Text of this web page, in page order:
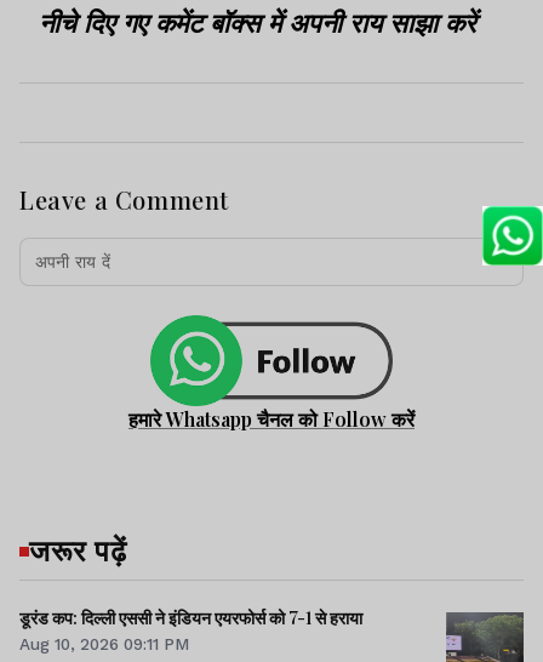
नीचे दिए गए कमेंट बॉक्स में अपनी राय साझा करें
Leave a Comment
हमारे Whatsapp चैनल को Follow करें
जरूर पढ़ें
डूरंड कप: दिल्ली एससी ने इंडियन एयरफोर्स को 7-1 से हराया
Aug 10, 2026 09:11 PM